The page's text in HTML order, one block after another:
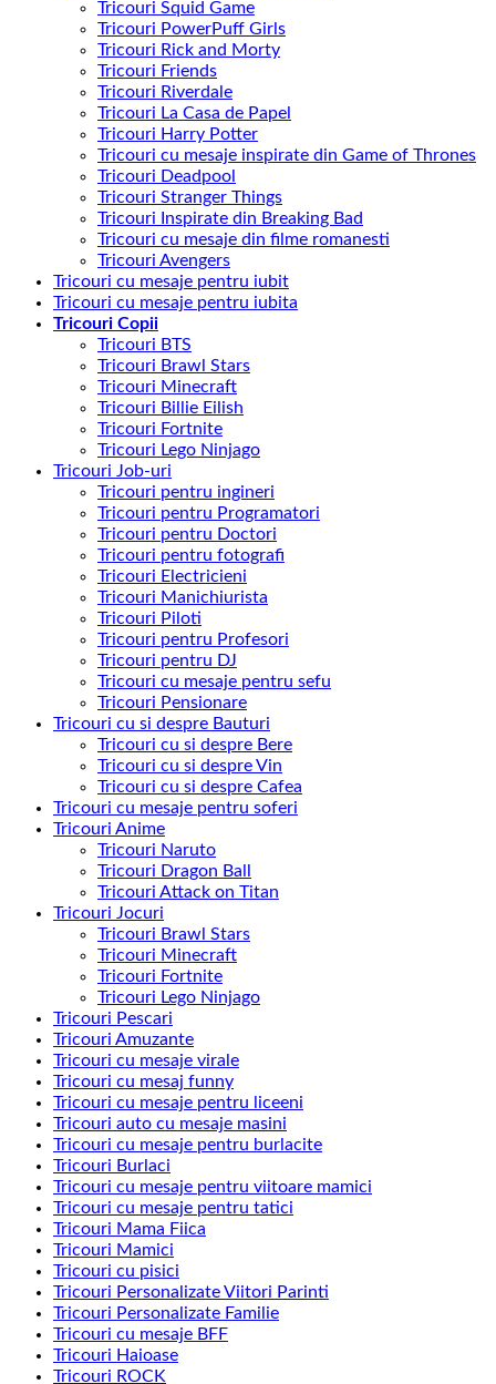
Tricouri Squid Game
Tricouri PowerPuff Girls
Tricouri Rick and Morty
Tricouri Friends
Tricouri Riverdale
Tricouri La Casa de Papel
Tricouri Harry Potter
Tricouri cu mesaje inspirate din Game of Thrones
Tricouri Deadpool
Tricouri Stranger Things
Tricouri Inspirate din Breaking Bad
Tricouri cu mesaje din filme romanesti
Tricouri Avengers
Tricouri cu mesaje pentru iubit
Tricouri cu mesaje pentru iubita
Tricouri Copii
Tricouri BTS
Tricouri Brawl Stars
Tricouri Minecraft
Tricouri Billie Eilish
Tricouri Fortnite
Tricouri Lego Ninjago
Tricouri Job-uri
Tricouri pentru ingineri
Tricouri pentru Programatori
Tricouri pentru Doctori
Tricouri pentru fotografi
Tricouri Electricieni
Tricouri Manichiurista
Tricouri Piloti
Tricouri pentru Profesori
Tricouri pentru DJ
Tricouri cu mesaje pentru sefu
Tricouri Pensionare
Tricouri cu si despre Bauturi
Tricouri cu si despre Bere
Tricouri cu si despre Vin
Tricouri cu si despre Cafea
Tricouri cu mesaje pentru soferi
Tricouri Anime
Tricouri Naruto
Tricouri Dragon Ball
Tricouri Attack on Titan
Tricouri Jocuri
Tricouri Brawl Stars
Tricouri Minecraft
Tricouri Fortnite
Tricouri Lego Ninjago
Tricouri Pescari
Tricouri Amuzante
Tricouri cu mesaje virale
Tricouri cu mesaj funny
Tricouri cu mesaje pentru liceeni
Tricouri auto cu mesaje masini
Tricouri cu mesaje pentru burlacite
Tricouri Burlaci
Tricouri cu mesaje pentru viitoare mamici
Tricouri cu mesaje pentru tatici
Tricouri Mama Fiica
Tricouri Mamici
Tricouri cu pisici
Tricouri Personalizate Viitori Parinti
Tricouri Personalizate Familie
Tricouri cu mesaje BFF
Tricouri Haioase
Tricouri ROCK